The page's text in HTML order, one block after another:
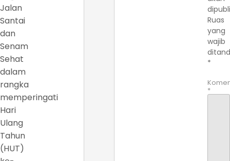
Jalan
Santai
dan
Senam
Sehat
dalam
rangka
memperingati
Hari
Ulang
Tahun
(HUT)
Ruas
yang
wajib
*
*